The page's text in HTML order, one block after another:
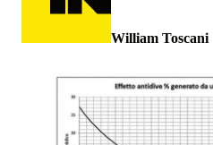
William Toscani